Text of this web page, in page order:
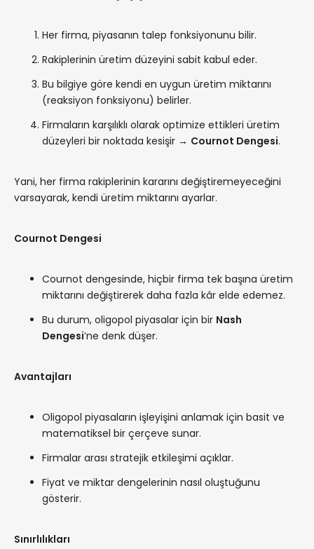
Her firma, piyasanın talep fonksiyonunu bilir.
Rakiplerinin üretim düzeyini sabit kabul eder.
Bu bilgiye göre kendi en uygun üretim miktarını
(reaksiyon fonksiyonu) belirler.
Firmaların karşılıklı olarak optimize ettikleri üretim
düzeyleri bir noktada kesişir → Cournot Dengesi.
Yani, her firma rakiplerinin kararını değiştiremeyeceğini
varsayarak, kendi üretim miktarını ayarlar.
Cournot Dengesi
Cournot dengesinde, hiçbir firma tek başına üretim
miktarını değiştirerek daha fazla kâr elde edemez.
Bu durum, oligopol piyasalar için bir Nash
Dengesi’ne denk düşer.
Avantajları
Oligopol piyasaların işleyişini anlamak için basit ve
matematiksel bir çerçeve sunar.
Firmalar arası stratejik etkileşimi açıklar.
Fiyat ve miktar dengelerinin nasıl oluştuğunu
gösterir.
Sınırlılıkları